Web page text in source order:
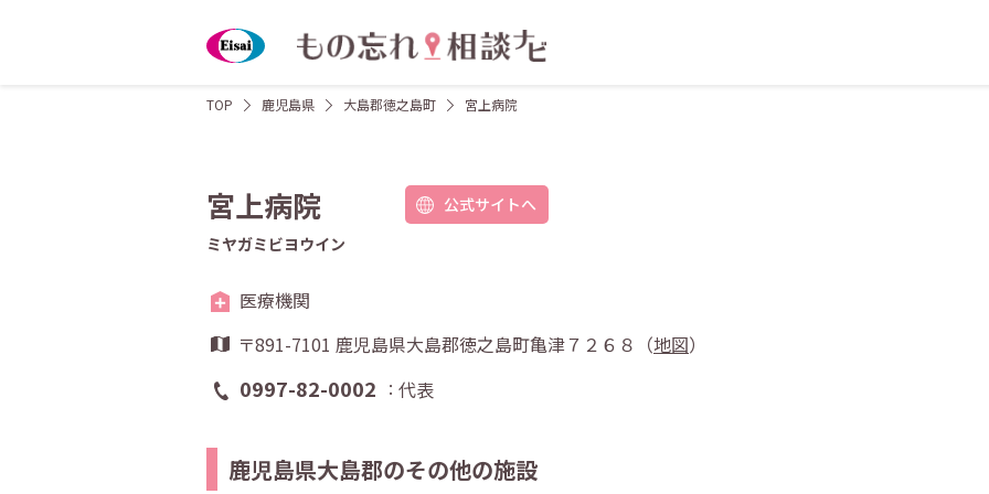
TOP 鹿児島県 大島郡徳之島町 宮上病院
宮上病院
公式サイトへ
ミヤガミビヨウイン
医療機関
〒891-7101 鹿児島県大島郡徳之島町亀津７２６８（地図）
0997-82-0002 代表
鹿児島県大島郡のその他の施設